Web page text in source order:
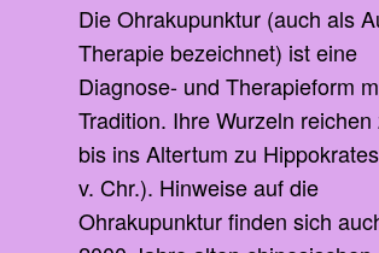
Die Ohrakupunktur (auch als
Therapie bezeichnet) ist eine
Diagnose- und Therapieform
Tradition. Ihre Wurzeln
bis ins Altertum zu
v. Chr.). Hinweise auf die
Ohrakupunktur finden sich